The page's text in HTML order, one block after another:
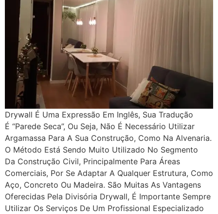
Drywall É Uma Expressão Em Inglês, Sua Tradução
É “Parede Seca”, Ou Seja, Não É Necessário Utilizar
Argamassa Para A Sua Construção, Como Na Alvenaria.
O Método Está Sendo Muito Utilizado No Segmento
Da Construção Civil, Principalmente Para Áreas
Comerciais, Por Se Adaptar A Qualquer Estrutura, Como
Aço, Concreto Ou Madeira. São Muitas As Vantagens
Oferecidas Pela Divisória Drywall, É Importante Sempre
Utilizar Os Serviços De Um Profissional Especializado